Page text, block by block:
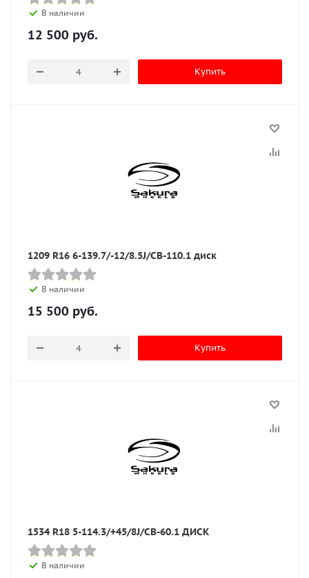
В наличии
12 500 руб.
Купить
1209 R16 6-139.7/-12/8.5J/CB-110.1 диск
В наличии
15 500 руб.
Купить
1534 R18 5-114.3/+45/8J/CB-60.1 ДИСК
В наличии